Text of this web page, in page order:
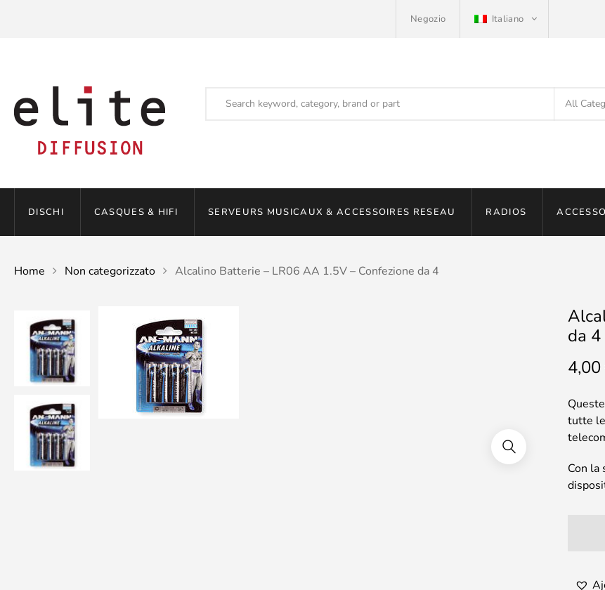
Negozio Italiano
DISCHI CASQUES & HIFI SERVEURS MUSICAUX & ACCESSOIRES RESEAU RADIOS
Home Non categorizzato Alcalino Batterie – LR06 AA 1.5V – Confezione da 4
da 4
4,00
tutte
Con la